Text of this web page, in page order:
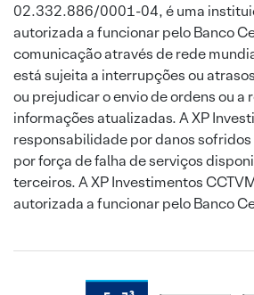
02.332.886/0001-04, é uma
autorizada a funcionar pelo Banco
comunicação através de rede
está sujeita a interrupções ou
ou prejudicar o envio de ordens ou a
informações atualizadas. A XP
responsabilidade por danos
por força de falha de serviços
terceiros. A XP Investimentos
autorizada a funcionar pelo Banco